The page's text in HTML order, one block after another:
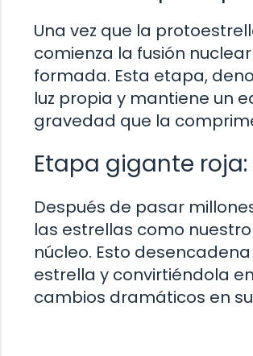
Una vez que la
comienza la fusión
formada. Esta etapa,
luz propia y mantiene un
gravedad que la
Etapa gigante
Después de pasar
las estrellas como
núcleo. Esto
estrella y convirtiéndola
cambios dramáticos en